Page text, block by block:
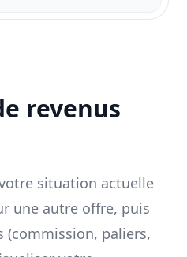
revenus
situation actuelle
une autre offre, puis
(commission, paliers,